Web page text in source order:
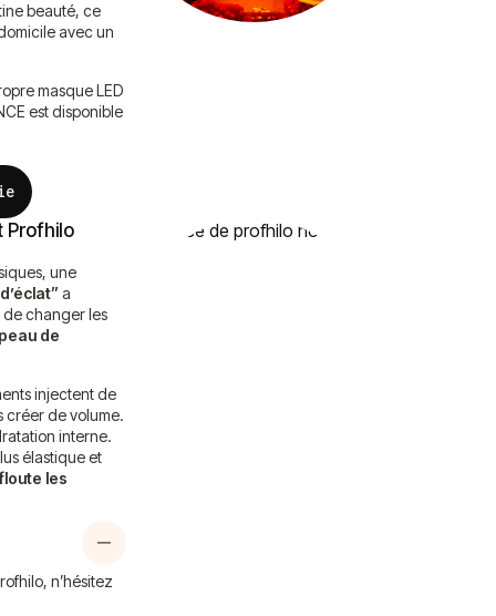
beauté, ce
avec un
masque LED
est disponible
Profhilo
une
a
de changer les
de
injectent de
créer de volume.
interne.
élastique et
les
n’hésitez